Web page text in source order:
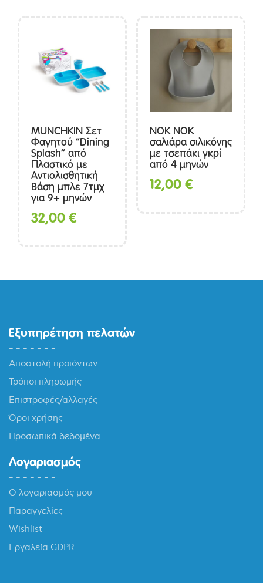
MUNCHKIN Σετ
Φαγητού “Dining
Splash” από
Πλαστικό με
Αντιολισθητική
Βάση μπλε 7τμχ
για 9+ μηνών
32,00€
ΝΟΚ ΝΟΚ
σαλιάρα σιλικόνης
με τσεπάκι γκρί
από 4 μηνών
12,00€
Εξυπηρέτηση πελατών
Αποστολή προϊόντων
Τρόποι πληρωμής
Επιστροφές/αλλαγές
Όροι χρήσης
Προσωπικά δεδομένα
Λογαριασμός
Ο λογαριασμός μου
Παραγγελίες
Wishlist
Εργαλεία GDPR